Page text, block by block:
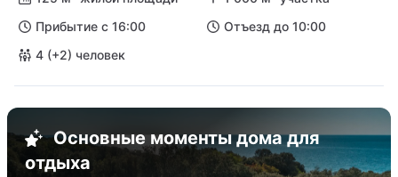
Прибытие с 16:00
Отъезд до 10:00
4 (+2) человек
Основные моменты дома для
отдыха